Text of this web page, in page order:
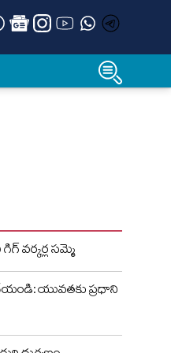
వర్కర్ల సమ్మె
యువతకు ప్రధాని